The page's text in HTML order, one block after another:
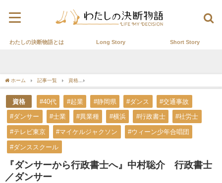
わたしの決断物語とは Long Story Short Story
ホーム 記事一覧 資格
資格 #40代 #起業 #静岡県 #ダンス #交通事故
#ダンサー #士業 #異業種 #横浜 #行政書士 #社労士
#テレビ東京 #マイケルジャクソン #ウィーン少年合唱団
#ダンススクール
『ダンサーから行政書士へ』中村聡介 行政書士
／ダンサー